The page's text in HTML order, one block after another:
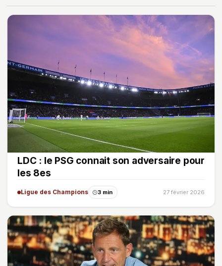
LDC : le PSG connait son adversaire pour
les 8es
Ligue des Champions 3 min 27 février 2026